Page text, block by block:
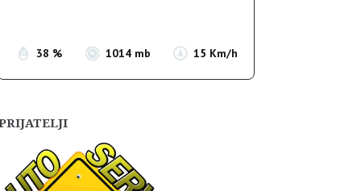
38 % 1014 mb 15 Km/h